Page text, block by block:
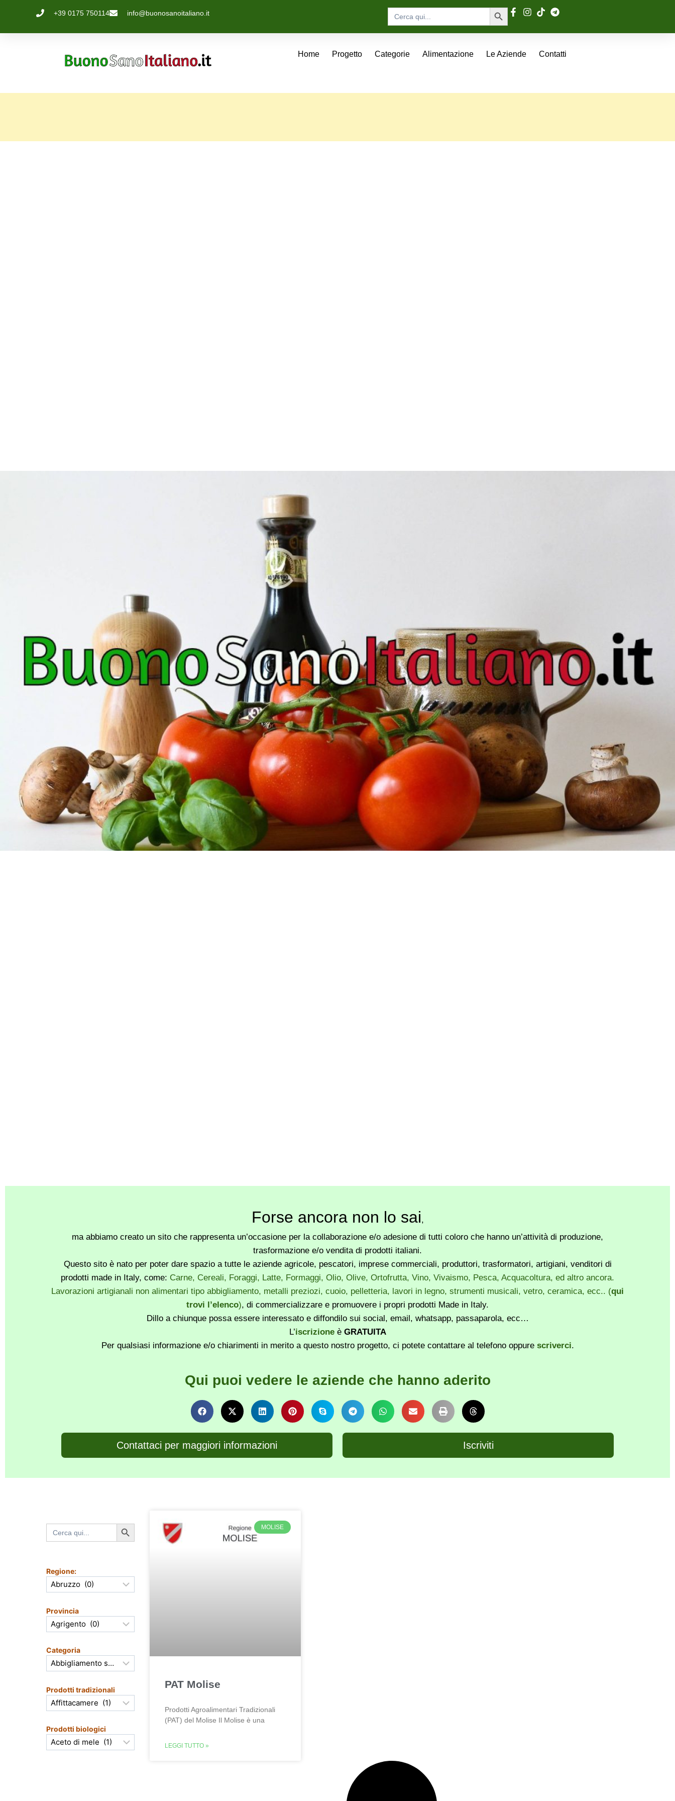
+39 0175 750114 info@buonosanoitaliano.it
Search
for:
Search Button
Home Progetto Categorie Alimentazione Le Aziende Contatti
Forse ancora non lo sai,
ma abbiamo creato un sito che rappresenta un’occasione per la collaborazione e/o adesione di tutti coloro che hanno un’attività di produzione,
trasformazione e/o vendita di prodotti italiani.
Questo sito è nato per poter dare spazio a tutte le aziende agricole, pescatori, imprese commerciali, produttori, trasformatori, artigiani, venditori di
prodotti made in Italy, come: Carne, Cereali, Foraggi, Latte, Formaggi, Olio, Olive, Ortofrutta, Vino, Vivaismo, Pesca, Acquacoltura, ed altro ancora.
Lavorazioni artigianali non alimentari tipo abbigliamento, metalli preziozi, cuoio, pelletteria, lavori in legno, strumenti musicali, vetro, ceramica, ecc.. (qui
trovi l’elenco), di commercializzare e promuovere i propri prodotti Made in Italy.
Dillo a chiunque possa essere interessato e diffondilo sui social, email, whatsapp, passaparola, ecc…
L’iscrizioneè GRATUITA
Per qualsiasi informazione e/o chiarimenti in merito a questo nostro progetto, ci potete contattare al telefono oppure scriverci.
Qui puoi vedere le aziende che hanno aderito
Contattaci per maggiori informazioni Iscriviti
Search
for:
Search Button
Regione:
Provincia
Categoria
Prodotti tradizionali
Prodotti biologici
MOLISE
PAT Molise
Prodotti Agroalimentari Tradizionali
(PAT) del Molise Il Molise è una
LEGGI TUTTO »